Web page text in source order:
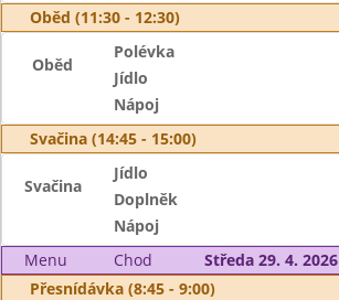
Oběd (11:30 - 12:30)
Oběd
Polévka
Jídlo
Nápoj
Svačina (14:45 - 15:00)
Svačina
Jídlo
Doplněk
Nápoj
Menu
Chod
Středa 29. 4. 2026
Přesnídávka (8:45 - 9:00)